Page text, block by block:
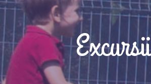
Excursii